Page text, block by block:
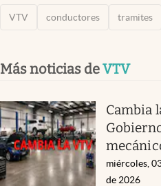
VTV conductores tramites
Más noticias deVTV
Cambia
miércoles,
de 2026